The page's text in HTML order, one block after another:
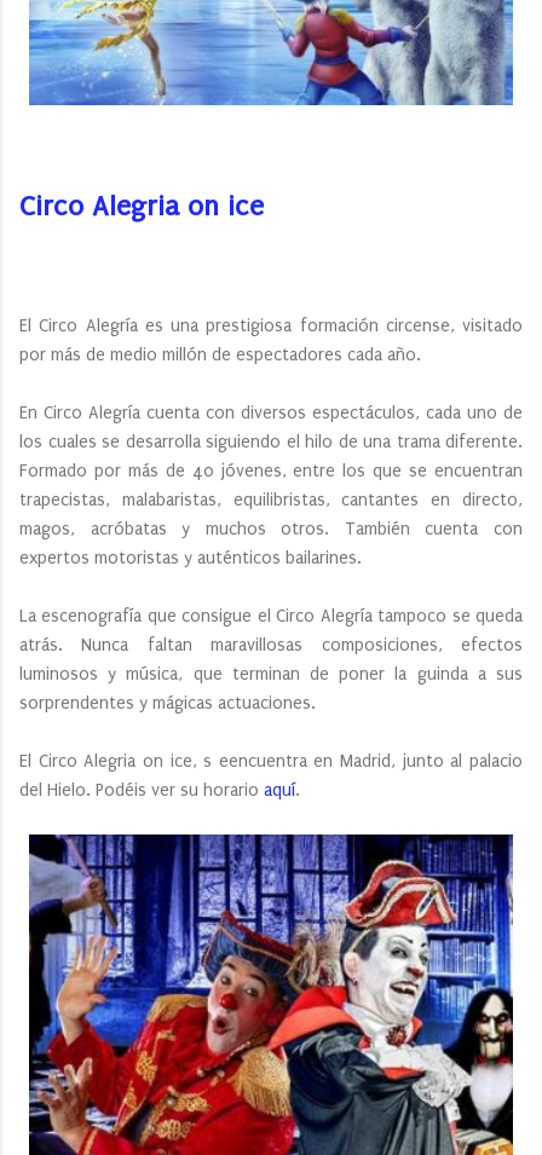
Circo Alegria on ice
El Circo Alegría es una prestigiosa formación circense, visitado
por más de medio millón de espectadores cada año.
En Circo Alegría cuenta con diversos espectáculos, cada uno de
los cuales se desarrolla siguiendo el hilo de una trama diferente.
Formado por más de 40 jóvenes, entre los que se encuentran
trapecistas, malabaristas, equilibristas, cantantes en directo,
magos, acróbatas y muchos otros. También cuenta con
expertos motoristas y auténticos bailarines.
La escenografía que consigue el Circo Alegría tampoco se queda
atrás. Nunca faltan maravillosas composiciones, efectos
luminosos y música, que terminan de poner la guinda a sus
sorprendentes y mágicas actuaciones.
El Circo Alegria on ice, s eencuentra en Madrid, junto al palacio
del Hielo. Podéis ver su horario aquí.